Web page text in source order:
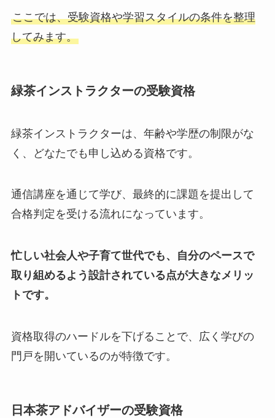
ここでは、受験資格や学習スタイルの条件を整理
してみます。
緑茶インストラクターの受験資格
緑茶インストラクターは、年齢や学歴の制限がな
く、どなたでも申し込める資格です。
通信講座を通じて学び、最終的に課題を提出して
合格判定を受ける流れになっています。
忙しい社会人や子育て世代でも、自分のペースで
取り組めるよう設計されている点が大きなメリッ
トです。
資格取得のハードルを下げることで、広く学びの
門戸を開いているのが特徴です。
日本茶アドバイザーの受験資格